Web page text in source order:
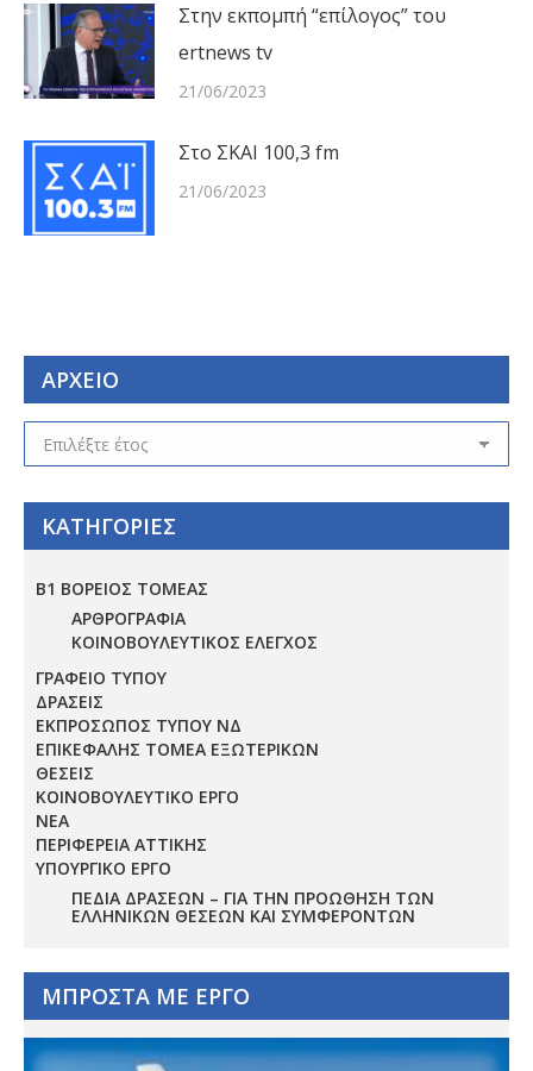
Στην εκπομπή “επίλογος” του
ertnews tv
21/06/2023
Στο ΣΚΑΙ 100,3 fm
21/06/2023
ΑΡΧΕΙΟ
ΑΡΧΕΙΟ
ΚΑΤΗΓΟΡΙΕΣ
Β1 ΒΟΡΕΙΟΣ ΤΟΜΕΑΣ
ΑΡΘΡΟΓΡΑΦΙΑ
ΚΟΙΝΟΒΟΥΛΕΥΤΙΚΟΣ ΕΛΕΓΧΟΣ
ΓΡΑΦΕΙΟ ΤΥΠΟΥ
ΔΡΑΣΕΙΣ
ΕΚΠΡΟΣΩΠΟΣ ΤΥΠΟΥ ΝΔ
ΕΠΙΚΕΦΑΛΗΣ ΤΟΜΕΑ ΕΞΩΤΕΡΙΚΩΝ
ΘΕΣΕΙΣ
ΚΟΙΝΟΒΟΥΛΕΥΤΙΚΟ ΕΡΓΟ
ΝΕΑ
ΠΕΡΙΦΕΡΕΙΑ ΑΤΤΙΚΗΣ
ΥΠΟΥΡΓΙΚΟ ΕΡΓΟ
ΠΕΔΊΑ ΔΡΆΣΕΩΝ – ΓΙΑ ΤΗΝ ΠΡΟΏΘΗΣΗ ΤΩΝ
ΕΛΛΗΝΙΚΏΝ ΘΈΣΕΩΝ ΚΑΙ ΣΥΜΦΕΡΌΝΤΩΝ
ΜΠΡΟΣΤΑ ΜΕ ΕΡΓΟ